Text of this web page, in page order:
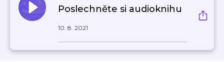
Poslechněte si audioknihu
10. 8. 2021